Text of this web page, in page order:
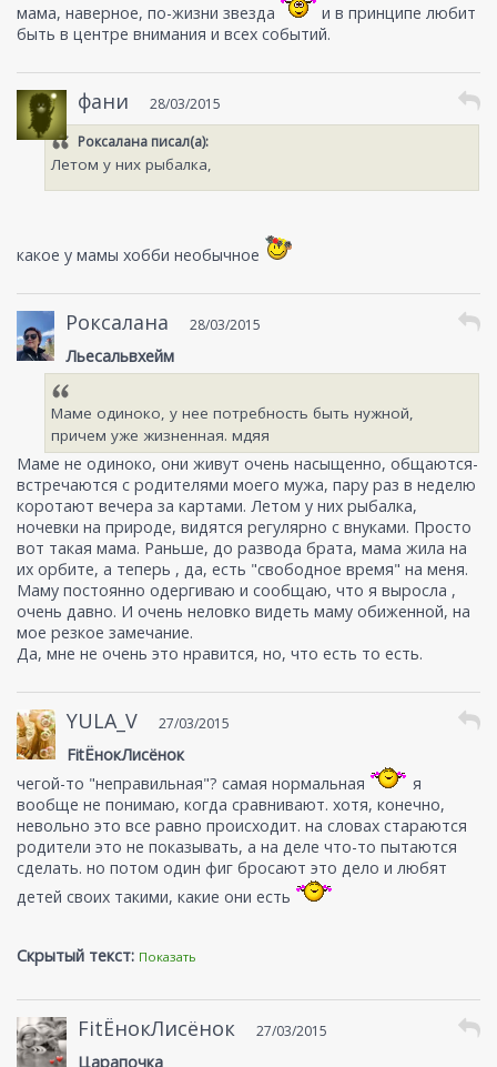
мама, наверное, по-жизни звезда
и в принципе любит
быть в центре внимания и всех событий.
фани
28/03/2015
Роксалана писал(а):
Летом у них рыбалка,
какое у мамы хобби необычное
Роксалана 28/03/2015
Льесальвхейм
Маме одиноко, у нее потребность быть нужной,
причем уже жизненная. мдяя
Маме не одиноко, они живут очень насыщенно, общаются-
встречаются с родителями моего мужа, пару раз в неделю
коротают вечера за картами. Летом у них рыбалка,
ночевки на природе, видятся регулярно с внуками. Просто
вот такая мама. Раньше, до развода брата, мама жила на
их орбите, а теперь , да, есть "свободное время" на меня.
Маму постоянно одергиваю и сообщаю, что я выросла ,
очень давно. И очень неловко видеть маму обиженной, на
мое резкое замечание.
Да, мне не очень это нравится, но, что есть то есть.
YULA_V 27/03/2015
FitЁнокЛисёнок
чегой-то "неправильная"? самая нормальная
я
вообще не понимаю, когда сравнивают. хотя, конечно,
невольно это все равно происходит. на словах стараются
родители это не показывать, а на деле что-то пытаются
сделать. но потом один фиг бросают это дело и любят
детей своих такими, какие они есть
Скрытый текст: Показать
FitЁнокЛисёнок 27/03/2015
Царапочка